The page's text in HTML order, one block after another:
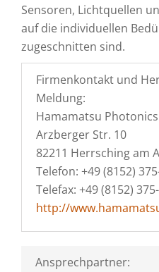
Sensoren, Lichtquellen
auf die individuellen
zugeschnitten sind.
Firmenkontakt und
Meldung:
Hamamatsu
Arzberger Str. 10
82211 Herrsching am
Telefon: +49 (8152)
Telefax: +49 (8152)
http://
Ansprechpartner: